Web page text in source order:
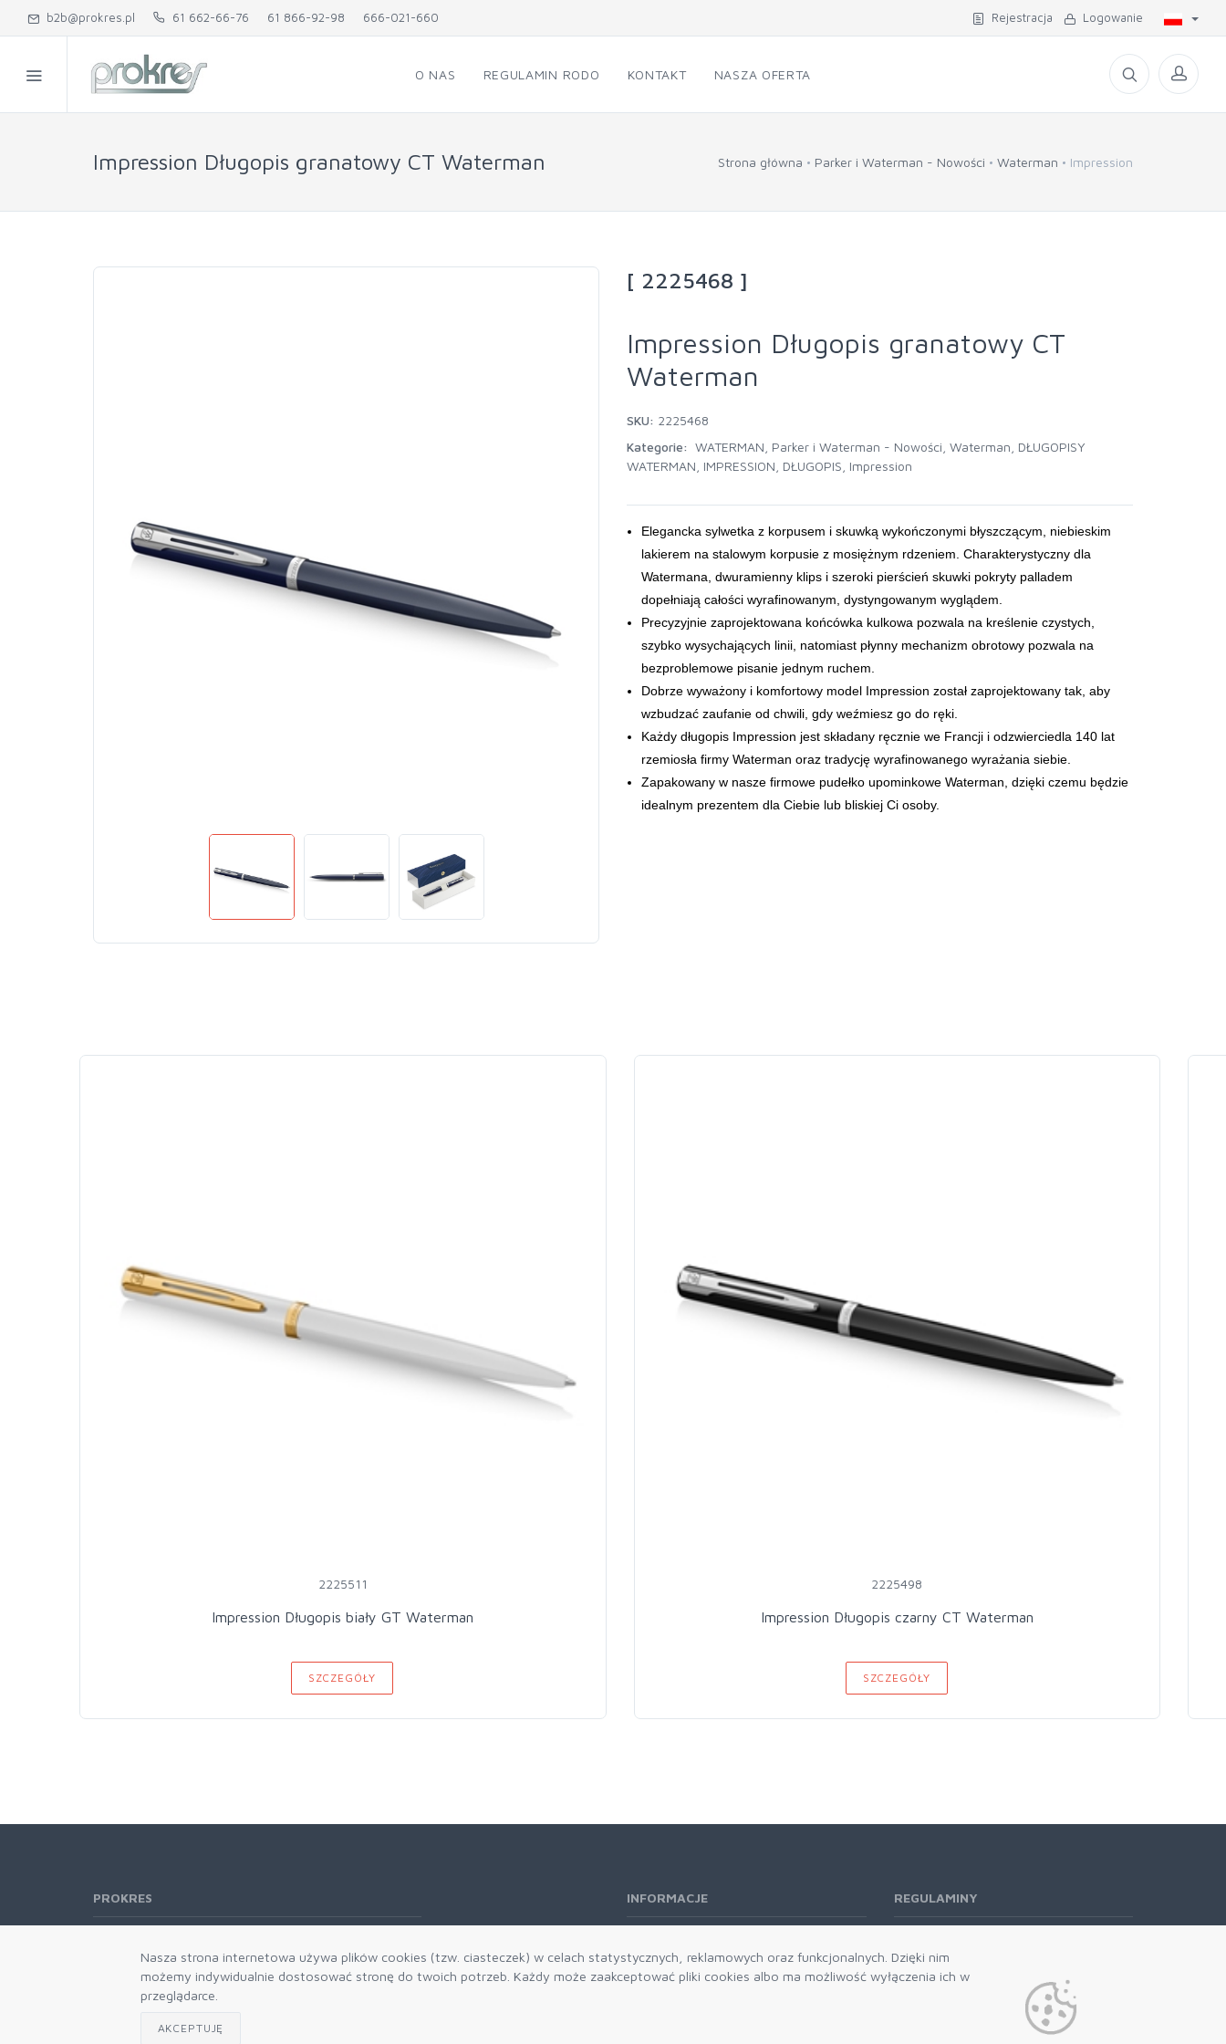
Nasza strona internetowa używa plików cookies (tzw. ciasteczek) w celach statystycznych, reklamowych oraz funkcjonalnych. Dzięki nim
możemy indywidualnie dostosować stronę do twoich potrzeb. Każdy może zaakceptować pliki cookies albo ma możliwość wyłączenia ich w
przeglądarce.
AKCEPTUJĘ
b2b@prokres.pl 61 662-66-76 61 866-92-98 666-021-660 Rejestracja Logowanie
O NAS REGULAMIN RODO KONTAKT NASZA OFERTA
Impression Długopis granatowy CT Waterman Strona główna Parker i Waterman - Nowości Waterman Impression
[ 2225468 ]
Impression Długopis granatowy CT
Waterman
SKU: 2225468
Kategorie: WATERMAN Parker i Waterman - Nowości Waterman DŁUGOPISY
WATERMAN IMPRESSION DŁUGOPIS Impression
Elegancka sylwetka z korpusem i skuwką wykończonymi błyszczącym, niebieskim
lakierem na stalowym korpusie z mosiężnym rdzeniem. Charakterystyczny dla
Watermana, dwuramienny klips i szeroki pierścień skuwki pokryty palladem
dopełniają całości wyrafinowanym, dystyngowanym wyglądem.
Precyzyjnie zaprojektowana końcówka kulkowa pozwala na kreślenie czystych,
szybko wysychających linii, natomiast płynny mechanizm obrotowy pozwala na
bezproblemowe pisanie jednym ruchem.
Dobrze wyważony i komfortowy model Impression został zaprojektowany tak, aby
wzbudzać zaufanie od chwili, gdy weźmiesz go do ręki.
Każdy długopis Impression jest składany ręcznie we Francji i odzwierciedla 140 lat
rzemiosła firmy Waterman oraz tradycję wyrafinowanego wyrażania siebie.
Zapakowany w nasze firmowe pudełko upominkowe Waterman, dzięki czemu będzie
idealnym prezentem dla Ciebie lub bliskiej Ci osoby.
2225511
Impression Długopis biały GT Waterman
SZCZEGÓŁY
2225498
Impression Długopis czarny CT Waterman
SZCZEGÓŁY
PROKRES
61 866-92-98
666-021-660
Dział handlowy email: prokres@prokres.pl
INFORMACJE
Kontakt
REGULAMINY